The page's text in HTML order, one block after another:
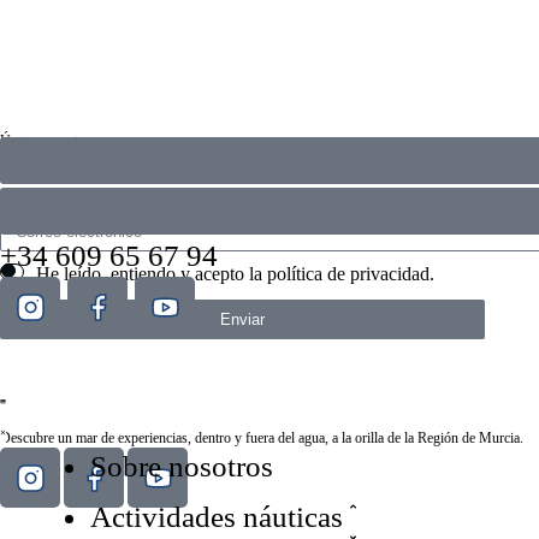
+34 609 65 67 94
Sobre nosotros
Actividades náuticas
Únete a nosotros
He leído, entiendo y acepto la política de privacidad.
Enviar
Descubre un mar de experiencias, dentro y fuera del agua, a la orilla de la Región de Murcia.